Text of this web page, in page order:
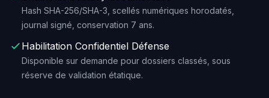
Hash SHA-256/SHA-3, scellés numériques horodatés,
journal signé, conservation 7 ans.
Habilitation Confidentiel Défense
Disponible sur demande pour dossiers classés, sous
réserve de validation étatique.